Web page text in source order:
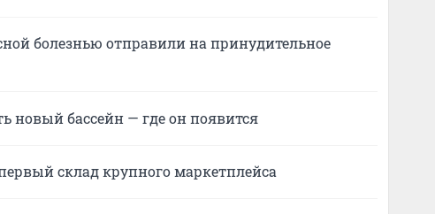
болезнью отправили на принудительное
новый бассейн — где он появится
склад крупного маркетплейса